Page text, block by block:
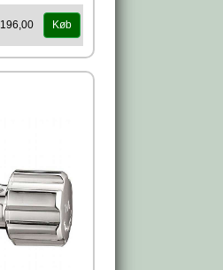
196,00 Køb